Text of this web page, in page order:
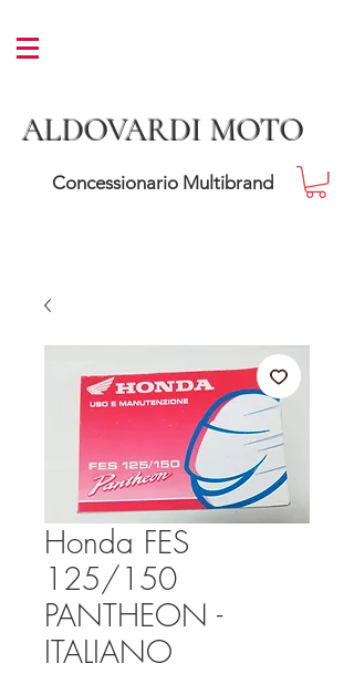
ALDOVARDI MOTO
Concessionario Multibrand
Honda FES
125/150
PANTHEON -
ITALIANO